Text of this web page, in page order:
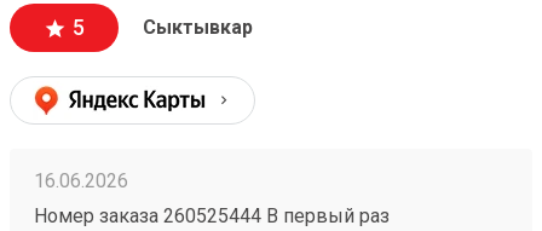
5 Сыктывкар
16.06.2026
Номер заказа 260525444 В первый раз